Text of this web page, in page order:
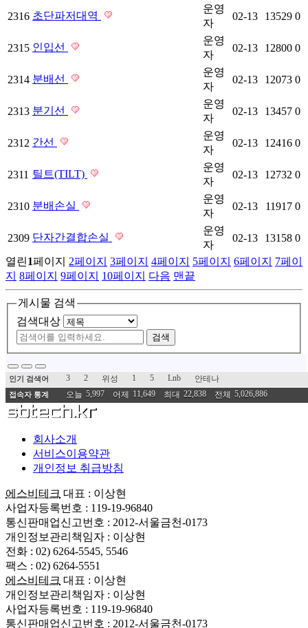
2316 초단파저대역
운영
자
02-13 13529 0
2315 인입선
운영
자
02-13 12800 0
2314 분배선
운영
자
02-13 12073 0
2313 분기선
운영
자
02-13 13457 0
2312 간선
운영
자
02-13 12416 0
2311 틸트(TILT)
운영
자
02-13 12732 0
2310 분배손실
운영
자
02-13 11917 0
2309 단자간결합손실
운영
자
02-13 13158 0
열린1페이지 2페이지 3페이지 4페이지 5페이지 6페이지 7페이
지 8페이지 9페이지 10페이지 다음 맨끝
게시물 검색
검색대상
검색
인기 검색어 3 2 위성 1 5 Lnb 안테나
접속자 통계 오늘 5,997 어제 11,649 최대 22,838 전체 5,026,886
회사소개
서비스이용약관
개인정보 취급방침
에스비테크 대표 : 이상현
사업자등록번호 : 119-19-96840
통신판매업신고번호 : 2012-서울금천-0173
개인정보관리책임자 : 이상현
전화 : 02) 6264-5545, 5546
팩스 : 02) 6264-5551
에스비테크 대표 : 이상현
개인정보관리책임자 : 이상현
사업자등록번호 : 119-19-96840
통신판매업신고번호 : 2012-서울금천-0173